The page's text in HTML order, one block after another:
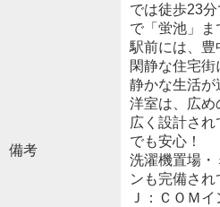
備考
では徒歩23
で「蛍池」ま
駅前には、豊
閑静な住宅街
静かな生活が
洋室は、広め
広く設計さ
でも安心！
洗濯機置場・
ンも完備され
Ｊ：ＣＯＭ